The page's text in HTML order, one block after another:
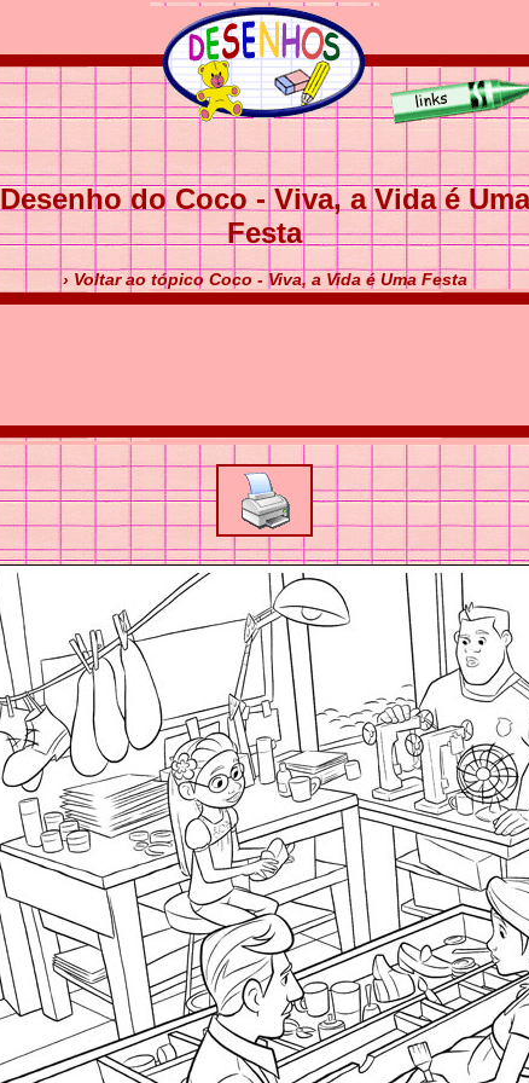
Desenho do Coco - Viva, a Vida é Uma
Festa
› Voltar ao tópico Coco - Viva, a Vida é Uma Festa